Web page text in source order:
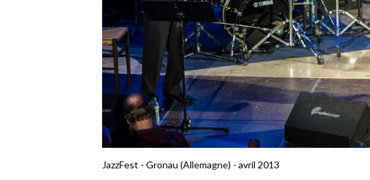
JazzFest - Gronau (Allemagne) - avril 2013